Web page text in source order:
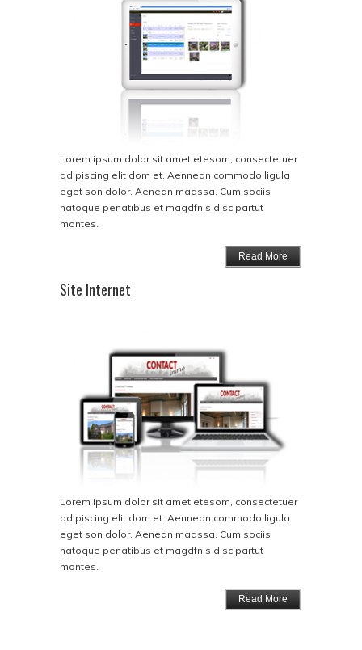
Lorem ipsum dolor sit amet etesom, consectetuer
adipiscing elit dom et. Aennean commodo ligula
eget son dolor. Aenean madssa. Cum sociis
natoque penatibus et magdfnis disc partut
montes.
Read More
Site Internet
Lorem ipsum dolor sit amet etesom, consectetuer
adipiscing elit dom et. Aennean commodo ligula
eget son dolor. Aenean madssa. Cum sociis
natoque penatibus et magdfnis disc partut
montes.
Read More